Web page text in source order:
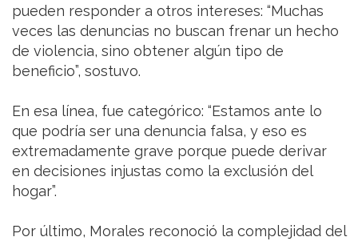
pueden responder a otros intereses: “Muchas
veces las denuncias no buscan frenar un hecho
de violencia, sino obtener algún tipo de
beneficio”, sostuvo.
En esa línea, fue categórico: “Estamos ante lo
que podría ser una denuncia falsa, y eso es
extremadamente grave porque puede derivar
en decisiones injustas como la exclusión del
hogar”.
Por último, Morales reconoció la complejidad del